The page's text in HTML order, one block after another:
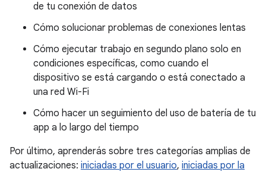
de tu conexión de datos
Cómo solucionar problemas de conexiones lentas
Cómo ejecutar trabajo en segundo plano solo en
condiciones específicas, como cuando el
dispositivo se está cargando o está conectado a
una red Wi-Fi
Cómo hacer un seguimiento del uso de batería de tu
app a lo largo del tiempo
Por último, aprenderás sobre tres categorías amplias de
actualizaciones: iniciadas por el usuario, iniciadas por la